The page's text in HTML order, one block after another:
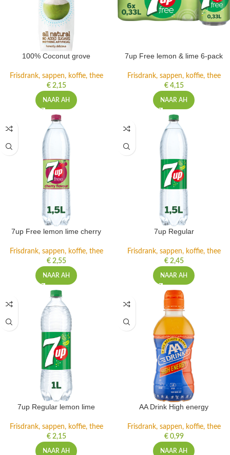
100% Coconut grove
Frisdrank, sappen, koffie, thee
€2,15
NAAR AH
7up Free lemon & lime 6-pack
Frisdrank, sappen, koffie, thee
€4,15
NAAR AH
7up Free lemon lime cherry
Frisdrank, sappen, koffie, thee
€2,55
NAAR AH
7up Regular
Frisdrank, sappen, koffie, thee
€2,45
NAAR AH
7up Regular lemon lime
Frisdrank, sappen, koffie, thee
€2,15
NAAR AH
AA Drink High energy
Frisdrank, sappen, koffie, thee
€0,99
NAAR AH